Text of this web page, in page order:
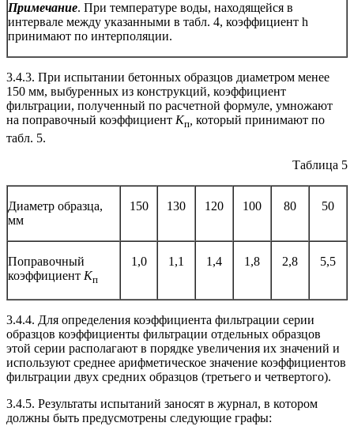
Примечание. При температуре воды, находящейся в
интервале между указанными в табл. 4, коэффициент h
принимают по интерполяции.
3.4.3. При испытании бетонных образцов диаметром менее
150 мм, выбуренных из конструкций, коэффициент
фильтрации, полученный по расчетной формуле, умножают
на поправочный коэффициент Кп который принимают по
табл. 5.
Таблица 5
Диаметр образца,
мм
150 130 120 100 80 50
Поправочный
коэффициент Кп
1,0 1,1 1,4 1,8 2,8 5,5
3.4.4. Для определения коэффициента фильтрации серии
образцов коэффициенты фильтрации отдельных образцов
этой серии располагают в порядке увеличения их значений и
используют среднее арифметическое значение коэффициентов
фильтрации двух средних образцов (третьего и четвертого).
3.4.5. Результаты испытаний заносят в журнал, в котором
должны быть предусмотрены следующие графы: